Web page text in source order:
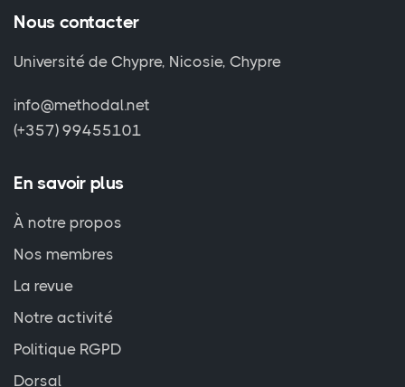
Nous contacter
Université de Chypre, Nicosie, Chypre
info@methodal.net
(+357) 99455101
En savoir plus
À notre propos
Nos membres
La revue
Notre activité
Politique RGPD
Dorsal